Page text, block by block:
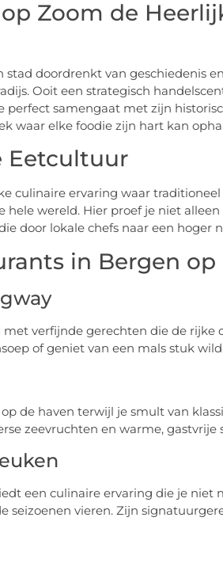
Zoom de
stad doordrenkt van geschiedenis
Ooit een strategisch
samengaat met zijn
waar elke foodie zijn hart kan
Eetcultuur
culinaire ervaring waar
wereld. Hier proef je niet
door lokale chefs naar een hoger
in Bergen op
verfijnde gerechten die de rijke
of geniet van een mals stuk
de haven terwijl je smult van
zeevruchten en warme, gastvrije
een culinaire ervaring die je niet
seizoenen vieren. Zijn